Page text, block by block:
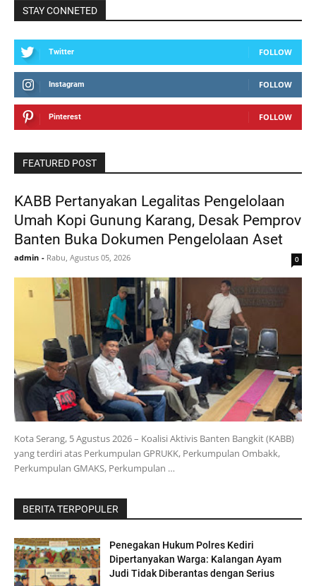
STAY CONNETED
Twitter FOLLOW
Instagram FOLLOW
Pinterest FOLLOW
FEATURED POST
KABB Pertanyakan Legalitas Pengelolaan
Umah Kopi Gunung Karang, Desak Pemprov
Banten Buka Dokumen Pengelolaan Aset
admin - Rabu, Agustus 05, 2026 0
Kota Serang, 5 Agustus 2026 – Koalisi Aktivis Banten Bangkit (KABB)
yang terdiri atas Perkumpulan GPRUKK, Perkumpulan Ombakk,
Perkumpulan GMAKS, Perkumpulan …
BERITA TERPOPULER
Penegakan Hukum Polres Kediri
Dipertanyakan Warga: Kalangan Ayam
Judi Tidak Diberantas dengan Serius